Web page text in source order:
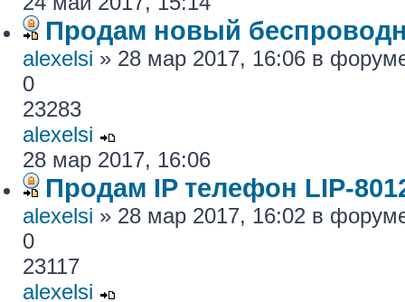
Продам новый
alexelsi » 28 мар 2017, 16:06 в
0
23283
alexelsi
28 мар 2017, 16:06
Продам IP телефон LIP-
alexelsi » 28 мар 2017, 16:02 в
0
23117
alexelsi